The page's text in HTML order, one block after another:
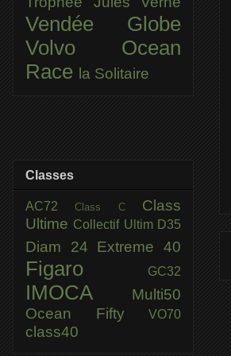
Vendée Globe
Volvo Ocean
Race la Solitaire
Classes
AC72Class C Class
Ultime Collectif Ultim D35
Diam 24 Extreme 40
Figaro GC32
IMOCA
Multi50
Ocean Fifty
VO70
class40